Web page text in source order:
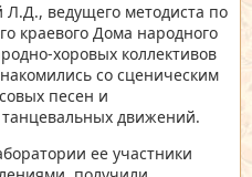
Л.Д., ведущего методиста по
краевого Дома народного
хоровых коллективов
со сценическим
песен и
движений.
ее участники